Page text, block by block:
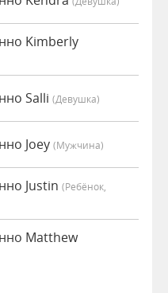
Kimberly
Salli (девушка)
Joey (мужчина)
Justin (Ребёнок,
Matthew